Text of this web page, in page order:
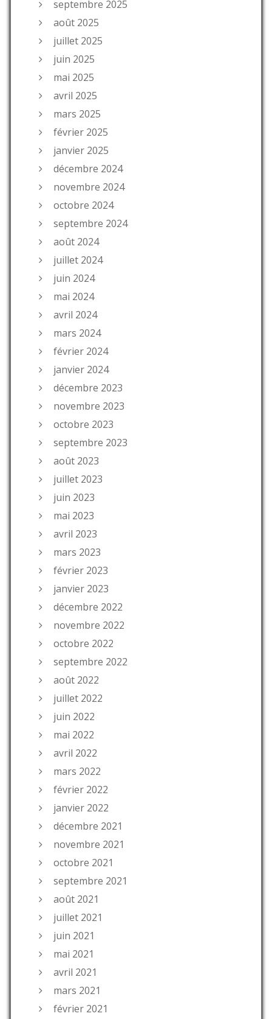
septembre 2025
août 2025
juillet 2025
juin 2025
mai 2025
avril 2025
mars 2025
février 2025
janvier 2025
décembre 2024
novembre 2024
octobre 2024
septembre 2024
août 2024
juillet 2024
juin 2024
mai 2024
avril 2024
mars 2024
février 2024
janvier 2024
décembre 2023
novembre 2023
octobre 2023
septembre 2023
août 2023
juillet 2023
juin 2023
mai 2023
avril 2023
mars 2023
février 2023
janvier 2023
décembre 2022
novembre 2022
octobre 2022
septembre 2022
août 2022
juillet 2022
juin 2022
mai 2022
avril 2022
mars 2022
février 2022
janvier 2022
décembre 2021
novembre 2021
octobre 2021
septembre 2021
août 2021
juillet 2021
juin 2021
mai 2021
avril 2021
mars 2021
février 2021